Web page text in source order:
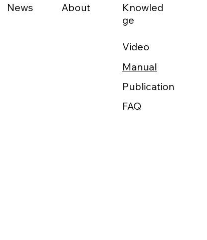
News About
Knowled
ge
Video
Manual
Publication
FAQ